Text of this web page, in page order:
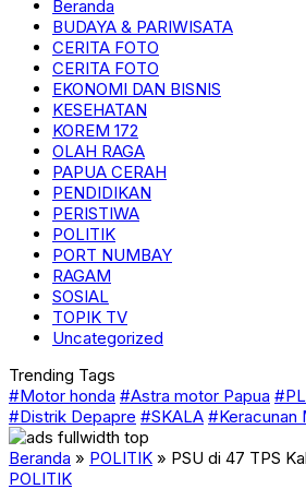
Beranda
BUDAYA & PARIWISATA
CERITA FOTO
CERITA FOTO
EKONOMI DAN BISNIS
KESEHATAN
KOREM 172
OLAH RAGA
PAPUA CERAH
PENDIDIKAN
PERISTIWA
POLITIK
PORT NUMBAY
RAGAM
SOSIAL
TOPIK TV
Uncategorized
Trending Tags
#Motor honda #Astra motor Papua
#Distrik Depapre #SKALA #Keracunan
Beranda » POLITIK » PSU di 47 TPS
POLITIK